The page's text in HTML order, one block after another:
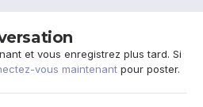
et vous enregistrez plus tard. Si
vous maintenant pour poster.